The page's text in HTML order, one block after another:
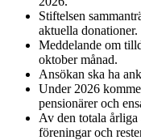
Stiftelsen
aktuella donationer.
Meddelande om
oktober månad.
Ansökan ska ha
Under 2026
pensionärer och
Av den totala
föreningar och